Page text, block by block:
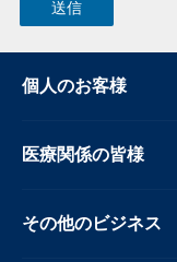
個人のお客様
医療関係の皆様
その他のビジネス